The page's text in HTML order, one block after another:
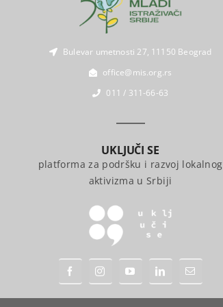
Bulevar umetnosti 27, 11150 Beograd
office@mis.org.rs
011 / 311-66-63
UKLJUČI SE
platforma za podršku i razvoj lokalnog
aktivizma u Srbiji